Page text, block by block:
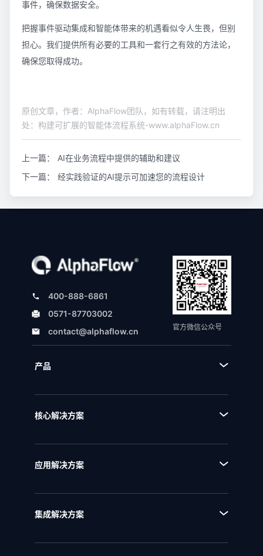
事件，确保数据安全。
把握事件驱动集成和智能体带来的机遇看似令人生畏，但别
担心。我们提供所有必要的工具和一套行之有效的方法论，
确保您取得成功。
原创文章，作者：AlphaFlow团队，如有转载，请注明出
处：构建可扩展的智能体流程系统-www.alphaFlow.cn
上一篇：
AI在业务流程中提供的辅助和建议
下一篇：
经实践验证的AI提示可加速您的流程设计
400-888-6861
0571-87703002
contact@alphaflow.cn
官方微信公众号
产品
■ BPI流程挖掘分析平台
■ BPE流程引擎
核心解决方案
■ 流程资产管理
■ 流程运行和自动化
应用解决方案
■ IPD研发项目管理
集成解决方案